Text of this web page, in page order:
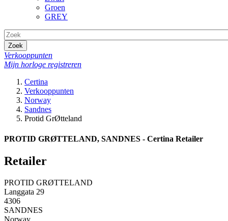
Groen
GREY
Zoek
Verkooppunten
Mijn horloge registreren
Certina
Verkooppunten
Norway
Sandnes
Protid GrØtteland
PROTID GRØTTELAND, SANDNES - Certina Retailer
Retailer
PROTID GRØTTELAND
Langgata 29
4306
SANDNES
Norway